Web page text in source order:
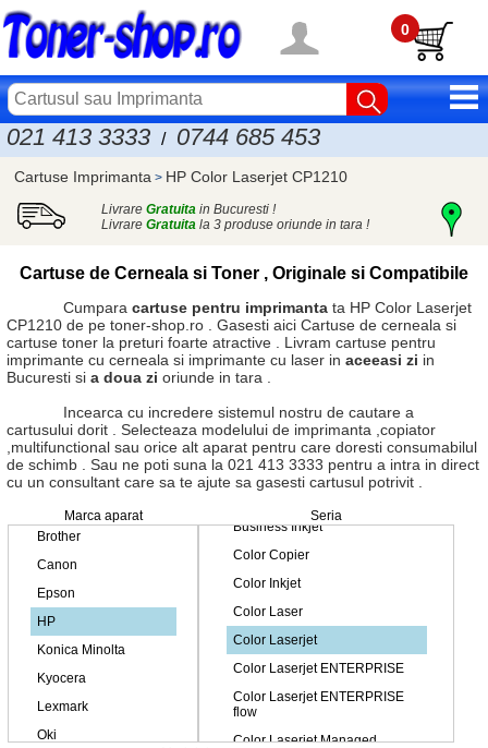
0
021 413 3333 / 0744 685 453
Cartuse Imprimanta > HP Color Laserjet CP1210
Livrare Gratuitain Bucuresti !
Livrare Gratuitala 3 produse oriunde in tara !
Cartuse de Cerneala si Toner , Originale si Compatibile
Cumpara cartuse pentru imprimanta ta HP Color Laserjet
CP1210 de pe toner-shop.ro . Gasesti aici Cartuse de cerneala si
cartuse toner la preturi foarte atractive . Livram cartuse pentru
imprimante cu cerneala si imprimante cu laser in aceeasi zi in
Bucuresti si a doua zi oriunde in tara .
Incearca cu incredere sistemul nostru de cautare a
cartusului dorit . Selecteaza modelului de imprimanta ,copiator
,multifunctional sau orice alt aparat pentru care doresti consumabilul
de schimb . Sau ne poti suna la 021 413 3333 pentru a intra in direct
cu un consultant care sa te ajute sa gasesti cartusul potrivit .
Marca aparat Seria